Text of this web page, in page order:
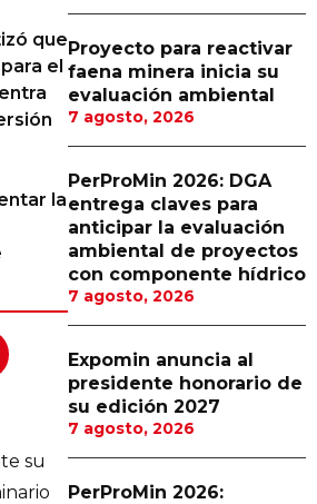
que
el
la
su
Proyecto para reactivar
faena minera inicia su
evaluación ambiental
7 agosto, 2026
PerProMin 2026: DGA
entrega claves para
anticipar la evaluación
ambiental de proyectos
con componente hídrico
7 agosto, 2026
Expomin anuncia al
presidente honorario de
su edición 2027
7 agosto, 2026
PerProMin 2026: